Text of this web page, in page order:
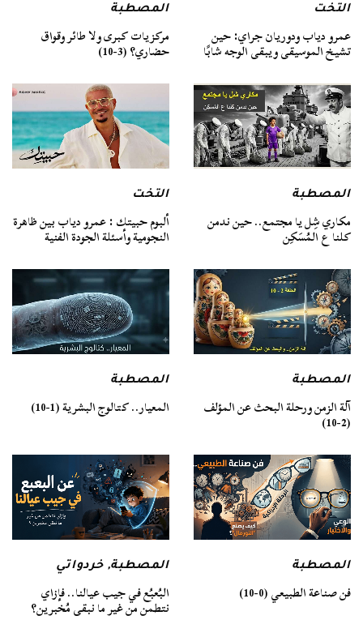
التخت
عمرو دياب ودوريان جراي: حين
تشيخ الموسيقى ويبقى الوجه شابًا
المصطبة
مركزيات كبرى ولا طائر وقواق
حضاري؟ (3-10)
المصطبة
مكاري شِل يا مجتمع.. حين ندمن
كلنا ع المُسَكِن
التخت
ألبوم حبيتك : عمرو دياب بين ظاهرة
النجومية وأسئلة الجودة الفنية
المصطبة
آلة الزمن ورحلة البحث عن المؤلف
(2-10)
المصطبة
المعيار.. كتالوج البشرية (1-10)
المصطبة
فن صناعة الطبيعي (0-10)
المصطبة,خردواتي
البُعبُع في جيب عيالنا.. فإزاي
نتطمن من غير ما نبقى مُخبرين؟